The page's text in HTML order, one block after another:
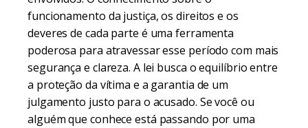
funcionamento da justiça, os direitos e os
deveres de cada parte é uma ferramenta
poderosa para atravessar esse período com mais
segurança e clareza. A lei busca o equilíbrio entre
a proteção da vítima e a garantia de um
julgamento justo para o acusado. Se você ou
alguém que conhece está passando por uma